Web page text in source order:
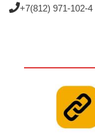
+7(812) 971-102-4